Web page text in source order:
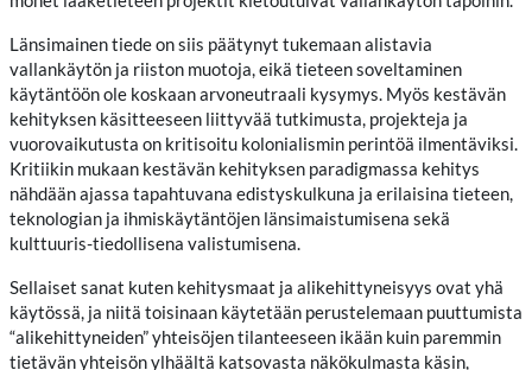
Länsimainen tiede on siis päätynyt tukemaan alistavia
vallankäytön ja riiston muotoja, eikä tieteen soveltaminen
käytäntöön ole koskaan arvoneutraali kysymys. Myös kestävän
kehityksen käsitteeseen liittyvää tutkimusta, projekteja ja
vuorovaikutusta on kritisoitu kolonialismin perintöä ilmentäviksi.
Kritiikin mukaan kestävän kehityksen paradigmassa kehitys
nähdään ajassa tapahtuvana edistyskulkuna ja erilaisina tieteen,
teknologian ja ihmiskäytäntöjen länsimaistumisena sekä
kulttuuris-tiedollisena valistumisena.
Sellaiset sanat kuten kehitysmaat ja alikehittyneisyys ovat yhä
käytössä, ja niitä toisinaan käytetään perustelemaan puuttumista
“alikehittyneiden” yhteisöjen tilanteeseen ikään kuin paremmin
tietävän yhteisön ylhäältä katsovasta näkökulmasta käsin,